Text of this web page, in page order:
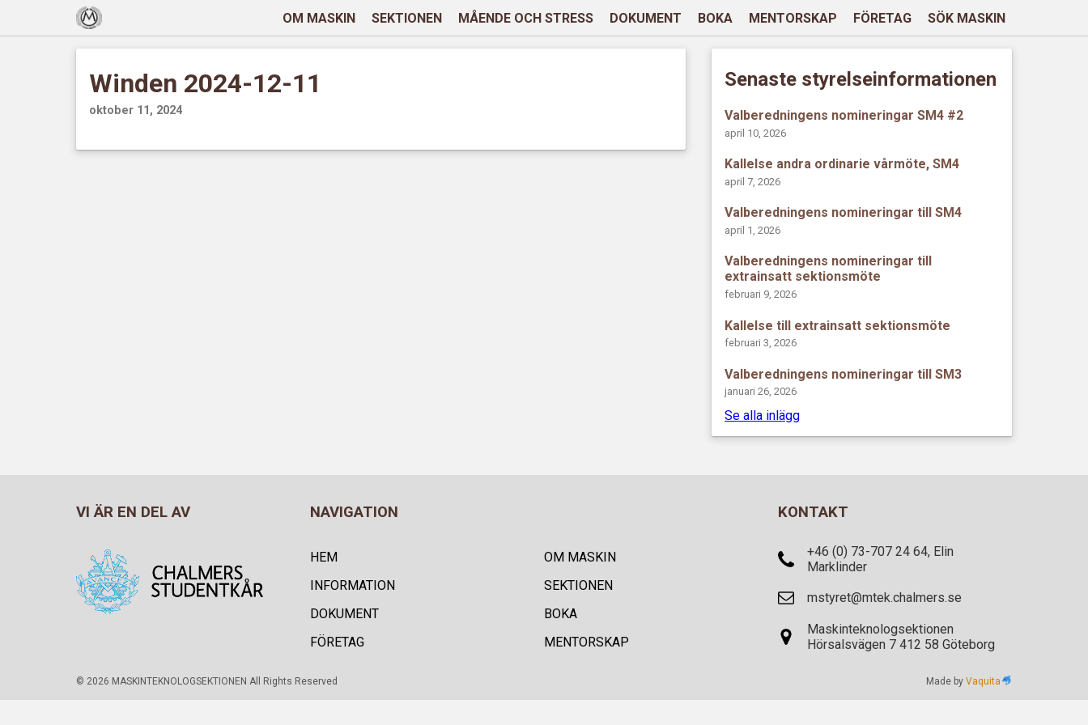
OM MASKIN SEKTIONEN MÅENDE OCH STRESS DOKUMENT BOKA MENTORSKAP FÖRETAG SÖK MASKIN
Winden 2024-12-11
oktober 11, 2024
Senaste styrelseinformationen
Valberedningens nomineringar SM4 #2
april 10, 2026
Kallelse andra ordinarie vårmöte, SM4
april 7, 2026
Valberedningens nomineringar till SM4
april 1, 2026
Valberedningens nomineringar till
extrainsatt sektionsmöte
februari 9, 2026
Kallelse till extrainsatt sektionsmöte
februari 3, 2026
Valberedningens nomineringar till SM3
januari 26, 2026
Se alla inlägg
VI ÄR EN DEL AV NAVIGATION
HEM
OM MASKIN
INFORMATION
SEKTIONEN
DOKUMENT
BOKA
FÖRETAG
MENTORSKAP
KONTAKT
+46 (0) 73-707 24 64, Elin
Marklinder
mstyret@mtek.chalmers.se
Maskinteknologsektionen
Hörsalsvägen 7 412 58 Göteborg
© 2026 MASKINTEKNOLOGSEKTIONEN All Rights Reserved Made byVaquita